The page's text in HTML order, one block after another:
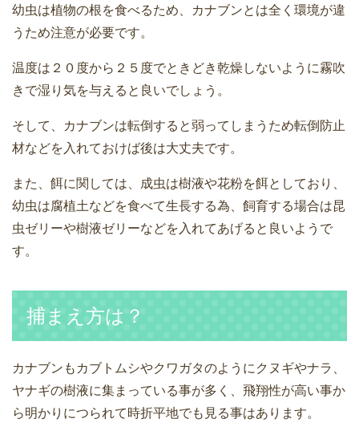
幼虫は植物の根を食べるため、カナブンとは全く環境が違
うため注意が必要です。
温度は２０度から２５度でときどき乾燥しないように霧吹
きで湿り気を与えると良いでしょう。
そして、カナブンは転倒すると弱ってしまうため転倒防止
材などを入れておけば後は大丈夫です。
また、餌に関しては、成虫は樹液や花粉を餌としており、
幼虫は腐植土などを食べて生長する為、飼育する場合は昆
虫ゼリーや樹液ゼリーなどを入れてあげると良いようで
す。
捕まえ方は？
カナブンもカブトムシやクワガタのようにクヌギやナラ、
ヤナギの樹液に集まっている事が多く、飛翔性が高い事か
ら明かりにつられて時折平地でも見る事はあります。